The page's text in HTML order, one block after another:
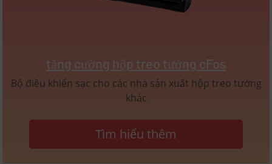
tăng cường hộp treo tường cFos
Bộ điều khiển sạc cho các nhà sản xuất hộp treo tường
khác
Tìm hiểu thêm